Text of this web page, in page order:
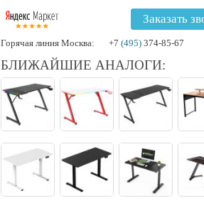
Заказать
Горячая линия Москва: +7 (495) 374-85-67
БЛИЖАЙШИЕ АНАЛОГИ: